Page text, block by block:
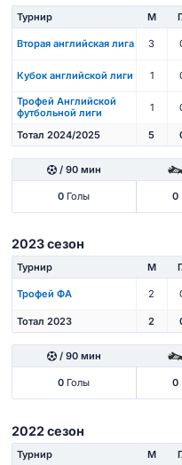
Турнир М
Вторая английская лига 3
Кубок английской лиги 1
Трофей Английской
футбольной лиги
1
Тотал 2024/2025 5
/ 90 мин
0 Голы 0
2023 сезон
Турнир М
Трофей ФА 2
Тотал 2023 2
/ 90 мин
0 Голы 0
2022 сезон
Турнир М